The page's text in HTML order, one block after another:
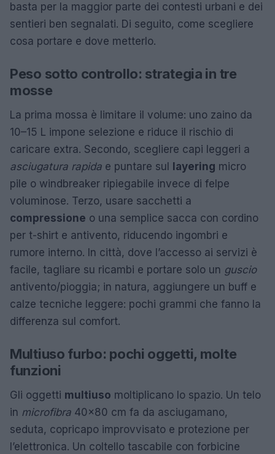
basta per la maggior parte dei contesti urbani e dei
sentieri ben segnalati. Di seguito, come scegliere
cosa portare e dove metterlo.
Peso sotto controllo: strategia in tre
mosse
La prima mossa è limitare il volume: uno zaino da
10–15 L impone selezione e riduce il rischio di
caricare extra. Secondo, scegliere capi leggeri a
asciugatura rapida e puntare sul layering micro
pile o windbreaker ripiegabile invece di felpe
voluminose. Terzo, usare sacchetti a
compressione o una semplice sacca con cordino
per t-shirt e antivento, riducendo ingombri e
rumore interno. In città, dove l’accesso ai servizi è
facile, tagliare su ricambi e portare solo un guscio
antivento/pioggia; in natura, aggiungere un buff e
calze tecniche leggere: pochi grammi che fanno la
differenza sul comfort.
Multiuso furbo: pochi oggetti, molte
funzioni
Gli oggetti multiuso moltiplicano lo spazio. Un telo
in microfibra 40×80 cm fa da asciugamano,
seduta, copricapo improvvisato e protezione per
l’elettronica. Un coltello tascabile con forbicine